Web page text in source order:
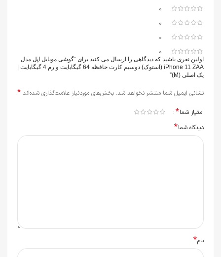
0
0
0
0
اولین نفری باشید که دیدگاهی را ارسال می کنید برای “گوشی موبایل اپل مدل
iPhone 11 ZAA (استوک) دوسیم کارت حافظه 64 گیگابایت و رم 4 گیگابایت |
پک اصلی (M)”
نشانی ایمیل شما منتشر نخواهد شد. بخش‌های موردنیاز علامت‌گذاری شده‌اند *
امتیاز شما*
دیدگاه شما*
نام*